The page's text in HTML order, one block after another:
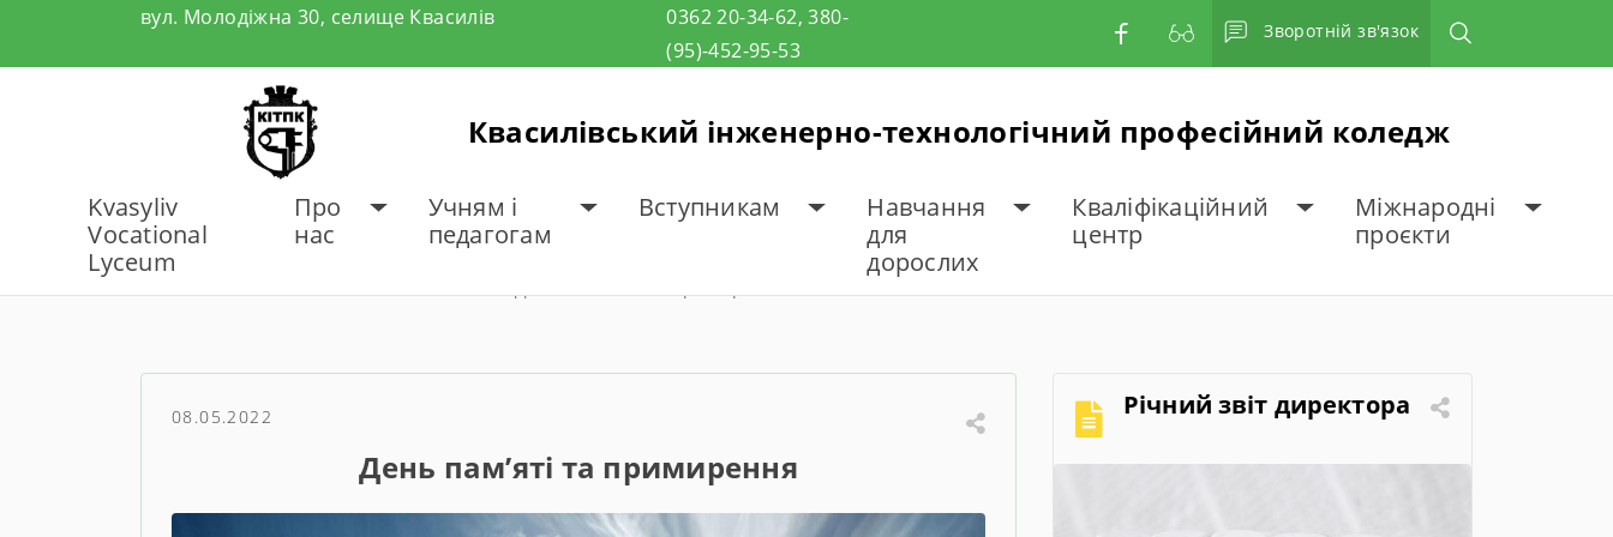
вул. Молодіжна 30, селище Квасилів
0362 20-34-62, 380-
(95)-452-95-53
Зворотній зв'язок
Квасилівський інженерно-технологічний професійний коледж
Kvasyliv
Vocational
Lyceum
Про
нас
Учням і
педагогам
Вступникам
Навчання
для
дорослих
Кваліфікаційний
центр
Міжнародні
проєкти
08.05.2022
День пам’яті та примирення
Річний звіт директора